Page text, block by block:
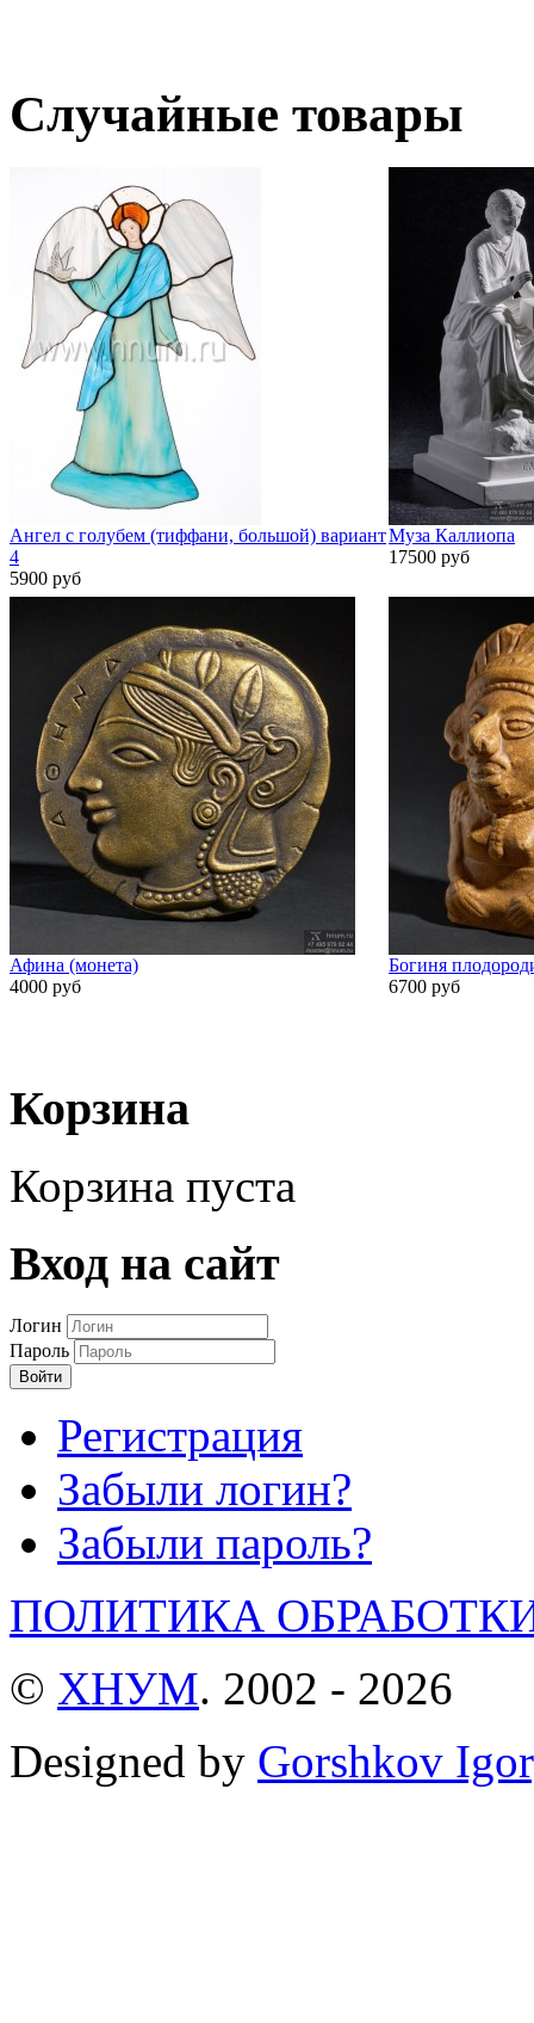
Случайные товары
Ангел с голубем (тиффани, большой) вариант
4
5900 руб
Муза Каллиопа
17500 руб
Афина (монета)
4000 руб
Богиня
6700 руб
Корзина
Корзина пуста
Вход на сайт
Логин
Пароль
Войти
Регистрация
Забыли логин?
Забыли пароль?
ПОЛИТИКА
© ХНУМ. 2002 - 2026
Designed by Gorshkov Igor